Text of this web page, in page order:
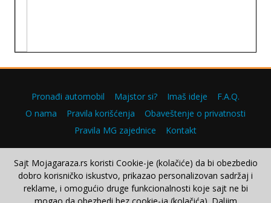
Pronađi automobil Majstor si? Imaš ideje
F.A.Q.
O nama
Pravila korišćenja
Obaveštenje o privatnosti
Pravila MG zajednice
Kontakt
Copyright © 2000–2026.
Sajt Mojagaraza.rs koristi Cookie-je (kolačiće) da bi obezbedio
dobro korisničko iskustvo, prikazao personalizovan sadržaj i
reklame, i omogućio druge funkcionalnosti koje sajt ne bi